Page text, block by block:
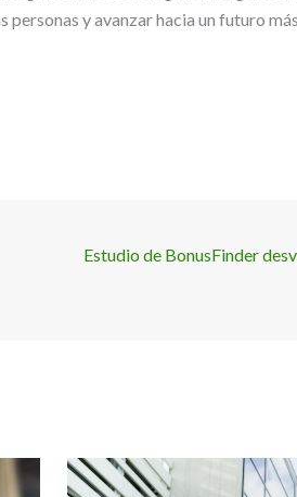
y avanzar hacia un futuro
Estudio de BonusFinder